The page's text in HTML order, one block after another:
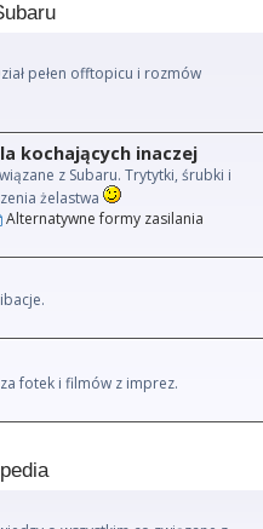
pełen offtopicu i rozmów
kochających inaczej
z Subaru. Trytytki, śrubki i
żelastwa
Alternatywne formy zasilania
fotek i filmów z imprez.